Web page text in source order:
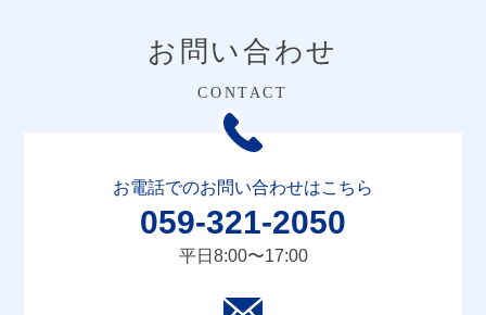
お問い合わせ
お電話でのお問い合わせはこちら
059-321-2050
平日8:00〜17:00